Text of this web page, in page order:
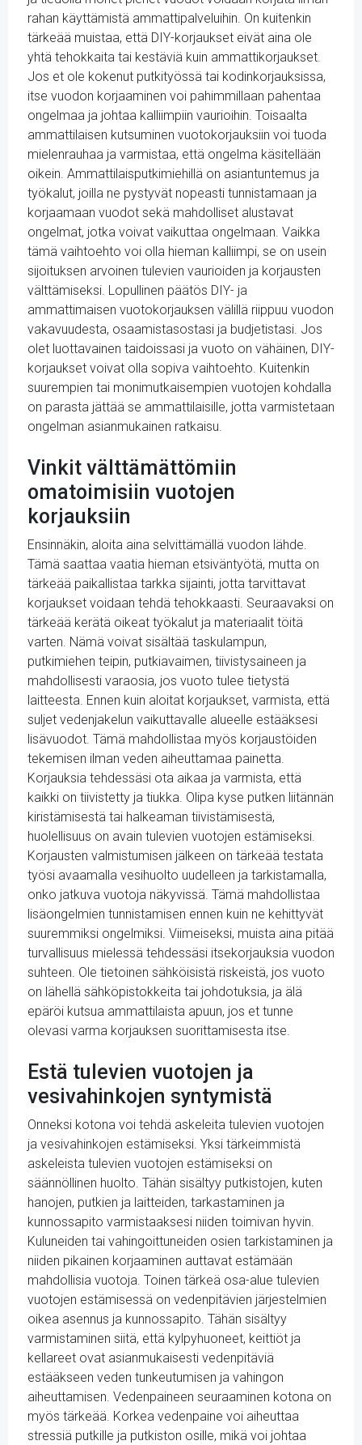
rahan käyttämistä ammattipalveluihin. On kuitenkin
tärkeää muistaa, että DIY-korjaukset eivät aina ole
yhtä tehokkaita tai kestäviä kuin ammattikorjaukset.
Jos et ole kokenut putkityössä tai kodinkorjauksissa,
itse vuodon korjaaminen voi pahimmillaan pahentaa
ongelmaa ja johtaa kalliimpiin vaurioihin. Toisaalta
ammattilaisen kutsuminen vuotokorjauksiin voi tuoda
mielenrauhaa ja varmistaa, että ongelma käsitellään
oikein. Ammattilaisputkimiehillä on asiantuntemus ja
työkalut, joilla ne pystyvät nopeasti tunnistamaan ja
korjaamaan vuodot sekä mahdolliset alustavat
ongelmat, jotka voivat vaikuttaa ongelmaan. Vaikka
tämä vaihtoehto voi olla hieman kalliimpi, se on usein
sijoituksen arvoinen tulevien vaurioiden ja korjausten
välttämiseksi. Lopullinen päätös DIY- ja
ammattimaisen vuotokorjauksen välillä riippuu vuodon
vakavuudesta, osaamistasostasi ja budjetistasi. Jos
olet luottavainen taidoissasi ja vuoto on vähäinen, DIY-
korjaukset voivat olla sopiva vaihtoehto. Kuitenkin
suurempien tai monimutkaisempien vuotojen kohdalla
on parasta jättää se ammattilaisille, jotta varmistetaan
ongelman asianmukainen ratkaisu.
Vinkit välttämättömiin
omatoimisiin vuotojen
korjauksiin
Ensinnäkin, aloita aina selvittämällä vuodon lähde.
Tämä saattaa vaatia hieman etsiväntyötä, mutta on
tärkeää paikallistaa tarkka sijainti, jotta tarvittavat
korjaukset voidaan tehdä tehokkaasti. Seuraavaksi on
tärkeää kerätä oikeat työkalut ja materiaalit töitä
varten. Nämä voivat sisältää taskulampun,
putkimiehen teipin, putkiavaimen, tiivistysaineen ja
mahdollisesti varaosia, jos vuoto tulee tietystä
laitteesta. Ennen kuin aloitat korjaukset, varmista, että
suljet vedenjakelun vaikuttavalle alueelle estääksesi
lisävuodot. Tämä mahdollistaa myös korjaustöiden
tekemisen ilman veden aiheuttamaa painetta.
Korjauksia tehdessäsi ota aikaa ja varmista, että
kaikki on tiivistetty ja tiukka. Olipa kyse putken liitännän
kiristämisestä tai halkeaman tiivistämisestä,
huolellisuus on avain tulevien vuotojen estämiseksi.
Korjausten valmistumisen jälkeen on tärkeää testata
työsi avaamalla vesihuolto uudelleen ja tarkistamalla,
onko jatkuva vuotoja näkyvissä. Tämä mahdollistaa
lisäongelmien tunnistamisen ennen kuin ne kehittyvät
suuremmiksi ongelmiksi. Viimeiseksi, muista aina pitää
turvallisuus mielessä tehdessäsi itsekorjauksia vuodon
suhteen. Ole tietoinen sähköisistä riskeistä, jos vuoto
on lähellä sähköpistokkeita tai johdotuksia, ja älä
epäröi kutsua ammattilaista apuun, jos et tunne
olevasi varma korjauksen suorittamisesta itse.
Estä tulevien vuotojen ja
vesivahinkojen syntymistä
Onneksi kotona voi tehdä askeleita tulevien vuotojen
ja vesivahinkojen estämiseksi. Yksi tärkeimmistä
askeleista tulevien vuotojen estämiseksi on
säännöllinen huolto. Tähän sisältyy putkistojen, kuten
hanojen, putkien ja laitteiden, tarkastaminen ja
kunnossapito varmistaaksesi niiden toimivan hyvin.
Kuluneiden tai vahingoittuneiden osien tarkistaminen ja
niiden pikainen korjaaminen auttavat estämään
mahdollisia vuotoja. Toinen tärkeä osa-alue tulevien
vuotojen estämisessä on vedenpitävien järjestelmien
oikea asennus ja kunnossapito. Tähän sisältyy
varmistaminen siitä, että kylpyhuoneet, keittiöt ja
kellareet ovat asianmukaisesti vedenpitäviä
estääkseen veden tunkeutumisen ja vahingon
aiheuttamisen. Vedenpaineen seuraaminen kotona on
myös tärkeää. Korkea vedenpaine voi aiheuttaa
stressiä putkille ja putkiston osille, mikä voi johtaa